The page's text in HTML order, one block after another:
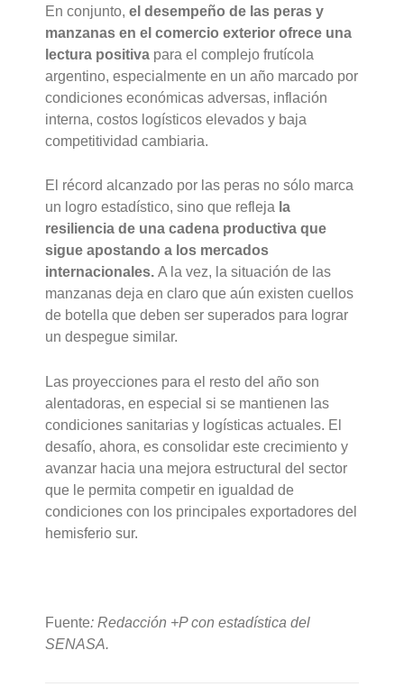
En conjunto,el desempeño de las peras y
manzanas en el comercio exterior ofrece una
lectura positiva para el complejo frutícola
argentino, especialmente en un año marcado por
condiciones económicas adversas, inflación
interna, costos logísticos elevados y baja
competitividad cambiaria.
El récord alcanzado por las peras no sólo marca
un logro estadístico, sino que refleja la
resiliencia de una cadena productiva que
sigue apostando a los mercados
internacionales. A la vez, la situación de las
manzanas deja en claro que aún existen cuellos
de botella que deben ser superados para lograr
un despegue similar.
Las proyecciones para el resto del año son
alentadoras, en especial si se mantienen las
condiciones sanitarias y logísticas actuales. El
desafío, ahora, es consolidar este crecimiento y
avanzar hacia una mejora estructural del sector
que le permita competir en igualdad de
condiciones con los principales exportadores del
hemisferio sur.
Fuente: Redacción +P con estadística del
SENASA.